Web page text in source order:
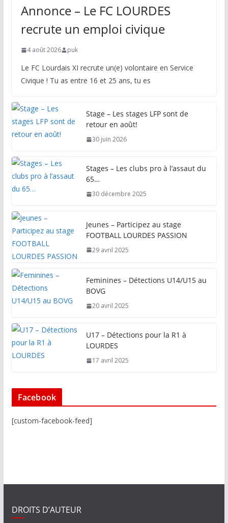
Annonce – Le FC LOURDES
recrute un emploi civique
4 août 2026 puk
Le FC Lourdais XI recrute un(e) volontaire en Service
Civique ! Tu as entre 16 et 25 ans, tu es
Stage – Les stages LFP sont de
retour en août!
30 juin 2026
Stages – Les clubs pro à l’assaut du
65…
30 décembre 2025
Jeunes – Participez au stage
FOOTBALL LOURDES PASSION
29 avril 2025
Feminines – Détections U14/U15 au
BOVG
20 avril 2025
U17 – Détections pour la R1 à
LOURDES
17 avril 2025
Facebook
[custom-facebook-feed]
DROITS D’AUTEUR